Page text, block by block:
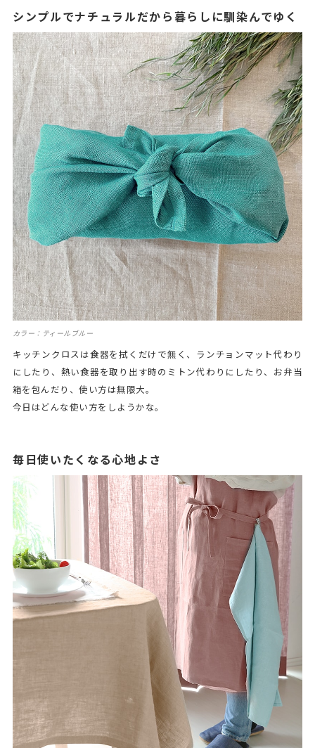
シンプルでナチュラルだから暮らしに馴染んでゆく
カラー：ティールブルー
キッチンクロスは食器を拭くだけで無く、ランチョンマット代わり
にしたり、熱い食器を取り出す時のミトン代わりにしたり、お弁当
箱を包んだり、使い方は無限大。
今日はどんな使い方をしようかな。
毎日使いたくなる心地よさ